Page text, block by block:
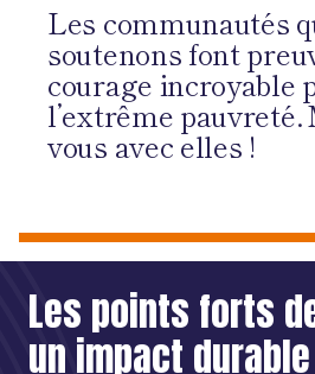
Les communautés
soutenons font
courage incroyable
l’extrême pauvreté.
vous avec elles !
Les points forts
un impact